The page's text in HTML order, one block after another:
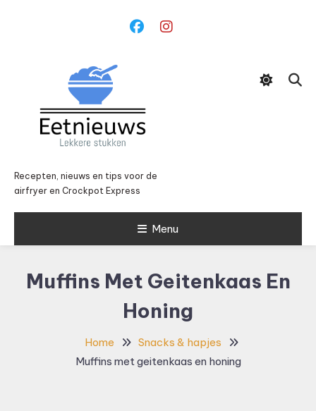
Recepten, nieuws en tips voor de
airfryer en Crockpot Express
Menu
Muffins Met Geitenkaas En
Honing
Home
Snacks & hapjes
Muffins met geitenkaas en honing